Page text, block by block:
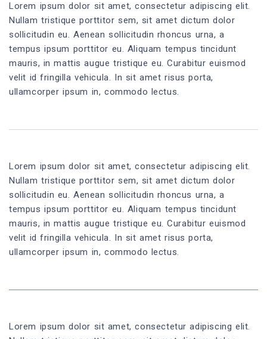
Lorem ipsum dolor sit amet, consectetur adipiscing elit.
Nullam tristique porttitor sem, sit amet dictum dolor
sollicitudin eu. Aenean sollicitudin rhoncus urna, a
tempus ipsum porttitor eu. Aliquam tempus tincidunt
mauris, in mattis augue tristique eu. Curabitur euismod
velit id fringilla vehicula. In sit amet risus porta,
ullamcorper ipsum in, commodo lectus.
Lorem ipsum dolor sit amet, consectetur adipiscing elit.
Nullam tristique porttitor sem, sit amet dictum dolor
sollicitudin eu. Aenean sollicitudin rhoncus urna, a
tempus ipsum porttitor eu. Aliquam tempus tincidunt
mauris, in mattis augue tristique eu. Curabitur euismod
velit id fringilla vehicula. In sit amet risus porta,
ullamcorper ipsum in, commodo lectus.
Lorem ipsum dolor sit amet, consectetur adipiscing elit.